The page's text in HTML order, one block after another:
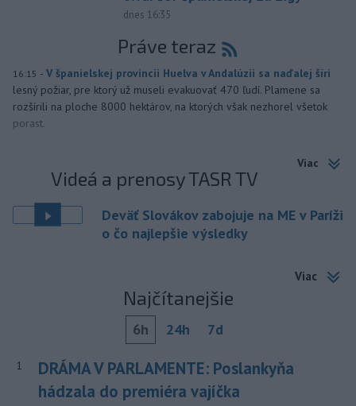
dnes 16:35
Práve teraz
16:15 - V španielskej provincii Huelva v Andalúzii sa naďalej šíri
lesný požiar, pre ktorý už museli evakuovať 470 ľudí. Plamene sa
rozšírili na ploche 8000 hektárov, na ktorých však nezhorel všetok
porast.
Viac
Videá a prenosy TASR TV
Deväť Slovákov zabojuje na ME v Paríži
o čo najlepšie výsledky
Viac
Najčítanejšie
6h 24h 7d
1
DRÁMA V PARLAMENTE: Poslankyňa
hádzala do premiéra vajíčka